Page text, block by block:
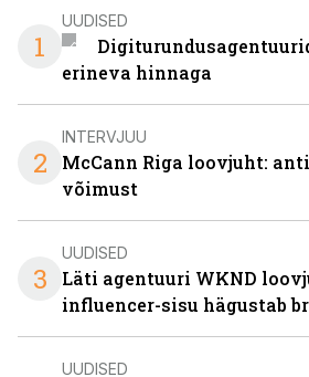
1
UUDISED
erineva hinnaga
2
INTERVJUU
McCann Riga loovjuht:
võimust
3
UUDISED
Läti agentuuri WKND
influencer-sisu hägustab
UUDISED